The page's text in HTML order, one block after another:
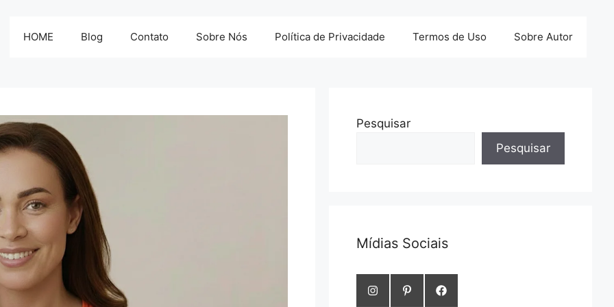
HOME Blog Contato Sobre Nós Política de Privacidade Termos de Uso Sobre Autor
Pesquisar
Pesquisar
Mídias Sociais